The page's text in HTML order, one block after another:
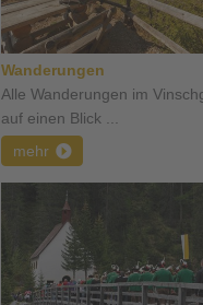
Wanderungen
Alle Wanderungen im
auf einen Blick ...
mehr